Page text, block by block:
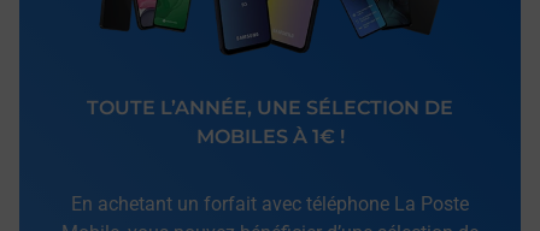
TOUTE L’ANNÉE, UNE SÉLECTION DE
MOBILES À 1€ !
En achetant un forfait avec téléphone La Poste